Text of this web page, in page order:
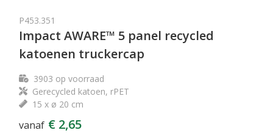
P453.351
Impact AWARE™ 5 panel recycled
katoenen truckercap
3903 op voorraad
Gerecycled katoen, rPET
15 x ø 20 cm
vanaf € 2,65